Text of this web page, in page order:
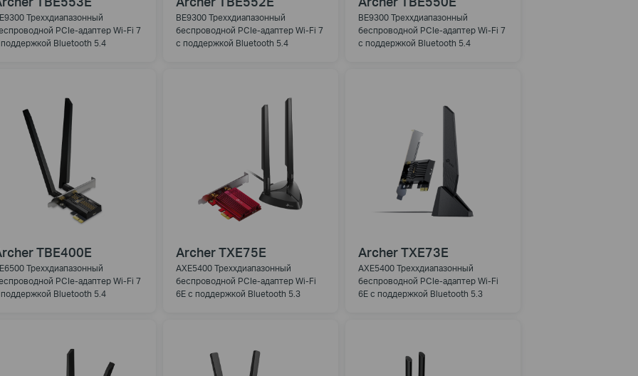
Треххдиапазонный
PCIe-адаптер Wi-Fi 7
Bluetooth 5.4
BE9300 Треххдиапазонный
беспроводной PCIe-адаптер Wi-Fi 7
с поддержкой Bluetooth 5.4
BE9300 Треххдиапазонный
беспроводной PCIe-адаптер Wi-Fi 7
с поддержкой Bluetooth 5.4
TBE400E
Треххдиапазонный
PCIe-адаптер Wi-Fi 7
Bluetooth 5.4
Archer TXE75E
AXE5400 Треххдиапазонный
беспроводной PCIe-адаптер Wi-Fi
6E с поддержкой Bluetooth 5.3
Archer TXE73E
AXE5400 Треххдиапазонный
беспроводной PCIe-адаптер Wi-Fi
6E с поддержкой Bluetooth 5.3